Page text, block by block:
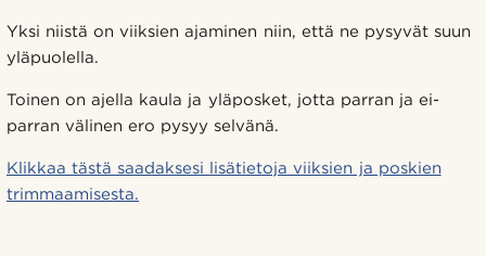
Yksi niistä on viiksien ajaminen niin, että ne pysyvät suun
yläpuolella.
Toinen on ajella kaula ja yläposket, jotta parran ja ei-
parran välinen ero pysyy selvänä.
Klikkaa tästä saadaksesi lisätietoja viiksien ja poskien
trimmaamisesta.